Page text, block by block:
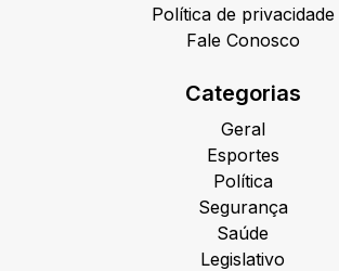
Política de privacidade
Fale Conosco
Categorias
Geral
Esportes
Política
Segurança
Saúde
Legislativo